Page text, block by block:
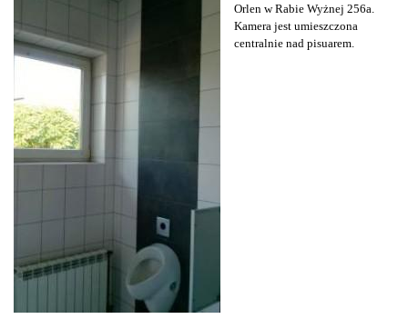
Orlen w Rabie Wyżnej 256a.
Kamera jest umieszczona
centralnie nad pisuarem.